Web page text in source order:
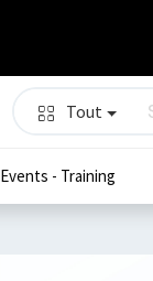
Tout
Events - Training